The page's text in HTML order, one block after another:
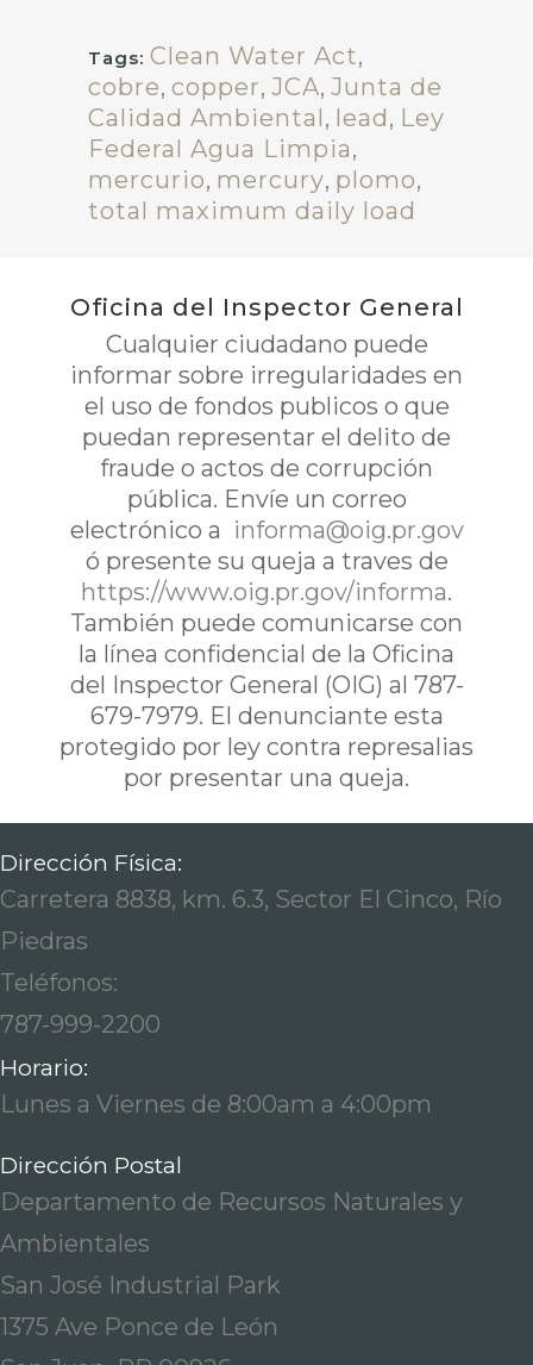
Tags: Clean Water Act,
cobre, copper, JCA, Junta de
Calidad Ambiental, lead, Ley
Federal Agua Limpia,
mercurio, mercury, plomo,
total maximum daily load
Oficina del Inspector General
Cualquier ciudadano puede
informar sobre irregularidades en
el uso de fondos publicos o que
puedan representar el delito de
fraude o actos de corrupción
pública. Envíe un correo
electrónico a informa@oig.pr.gov
ó presente su queja a traves de
https://www.oig.pr.gov/informa.
También puede comunicarse con
la línea confidencial de la Oficina
del Inspector General (OIG) al 787-
679-7979. El denunciante esta
protegido por ley contra represalias
por presentar una queja.
Dirección Física:
Carretera 8838, km. 6.3, Sector El Cinco, Río
Piedras
Teléfonos:
787-999-2200
Horario:
Lunes a Viernes de 8:00am a 4:00pm
Dirección Postal
Departamento de Recursos Naturales y
Ambientales
San José Industrial Park
1375 Ave Ponce de León